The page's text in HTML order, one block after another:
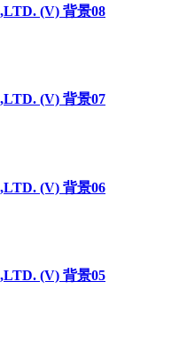
(V) 背景08
(V) 背景07
(V) 背景06
(V) 背景05